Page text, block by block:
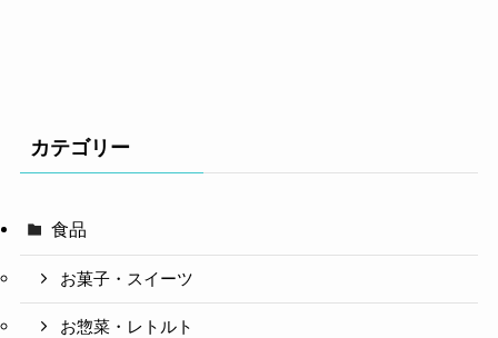
カテゴリー
食品
お菓子・スイーツ
お惣菜・レトルト